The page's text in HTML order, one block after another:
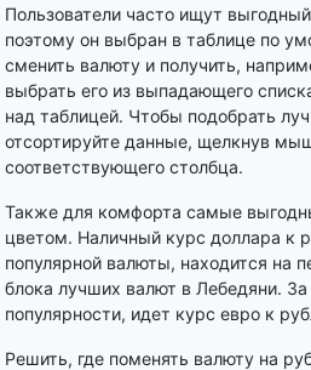
Пользователи часто ищут
поэтому он выбран в таблице по
сменить валюту и получить,
выбрать его из выпадающего
над таблицей. Чтобы подобрать
отсортируйте данные, щелкнув
соответствующего столбца.
Также для комфорта самые
цветом. Наличный курс доллара к
популярной валюты, находится на
блока лучших валют в Лебедяни.
популярности, идет курс евро к
Решить, где поменять валюту на